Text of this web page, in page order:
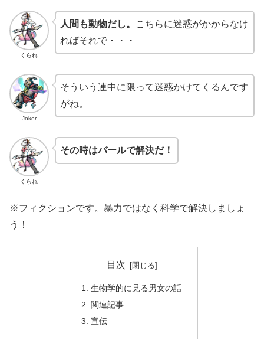
くられ
人間も動物だし。
こちらに迷惑がかからなけ
ればそれで・・・
Joker
そういう連中に限って迷惑かけてくるんです
がね。
くられ
その時はバールで解決だ！
※フィクションです。暴力ではなく科学で解決しましょ
う！
目次
生物学的に見る男女の話
関連記事
宣伝